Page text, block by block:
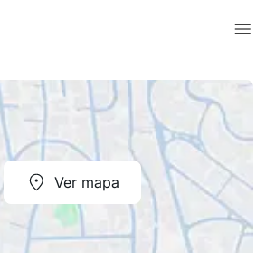
Ver mapa